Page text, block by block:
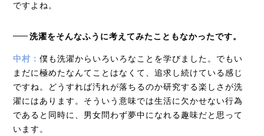
ですよね。
洗濯をそんなふうに考えてみたこともなかったです。
中村：僕も洗濯からいろいろなことを学びました。でもい
まだに極めたなんてことはなくて、追求し続けている感じ
ですね。どうすれば汚れが落ちるのか研究する楽しさが洗
濯にはあります。そういう意味では生活に欠かせない行為
であると同時に、男女問わず夢中になれる趣味だと思って
います。